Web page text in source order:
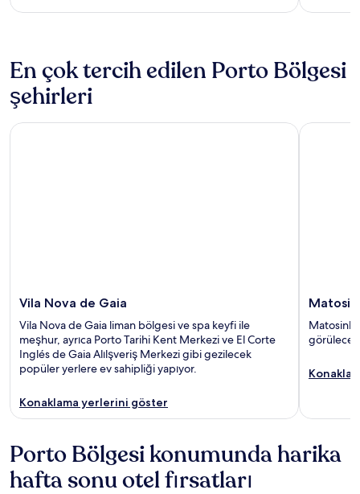
En çok tercih edilen Porto Bölgesi
şehirleri
Vila Nova de Gaia
Vila Nova de Gaia liman bölgesi ve spa keyfi ile
meşhur, ayrıca Porto Tarihi Kent Merkezi ve El Corte
Inglés de Gaia Alılşveriş Merkezi gibi gezilecek
popüler yerlere ev sahipliği yapıyor.
Konaklama yerlerini göster
Vila Nova de Gaia
görülecek
Porto Bölgesi konumunda harika
hafta sonu otel fırsatları